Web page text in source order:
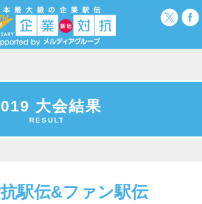
大会結果
RESULT
駅伝&ファン駅伝